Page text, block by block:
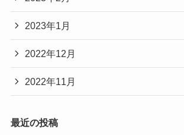
2023年1月
2022年12月
2022年11月
最近の投稿